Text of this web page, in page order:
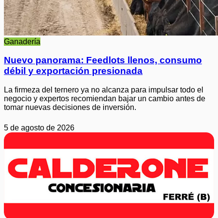
Ganadería
Nuevo panorama: Feedlots llenos, consumo
débil y exportación presionada
La firmeza del ternero ya no alcanza para impulsar todo el
negocio y expertos recomiendan bajar un cambio antes de
tomar nuevas decisiones de inversión.
5 de agosto de 2026